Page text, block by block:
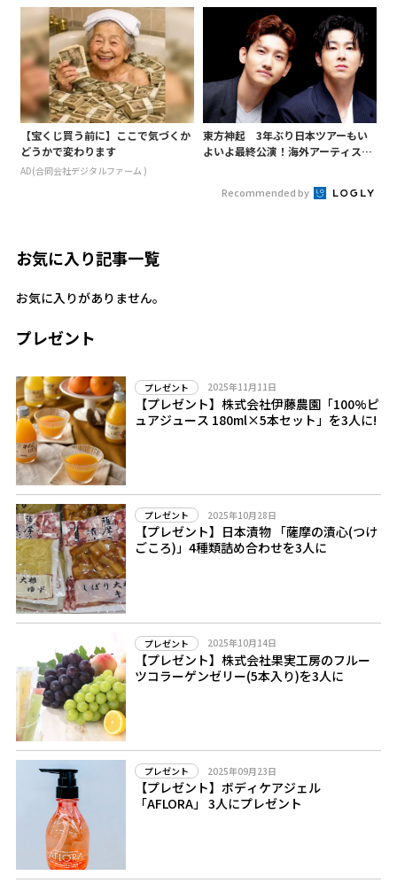
【宝くじ買う前に】ここで気づくか
どうかで変わります
AD(合同会社デジタルファーム )
東方神起 3年ぶり日本ツアーもい
よいよ最終公演！海外アーティスト
Recommended by
お気に入り記事一覧
お気に入りがありません。
プレゼント
プレゼント 2025年11月11日
【プレゼント】株式会社伊藤農園「100%ピ
ュアジュース 180ml×5本セット」を3人に!
プレゼント 2025年10月28日
【プレゼント】日本漬物 「薩摩の漬心(つけ
ごころ)」4種類詰め合わせを3人に
プレゼント 2025年10月14日
【プレゼント】株式会社果実工房のフルー
ツコラーゲンゼリー(5本入り)を3人に
プレゼント 2025年09月23日
【プレゼント】ボディケアジェル
「AFLORA」 3人にプレゼント